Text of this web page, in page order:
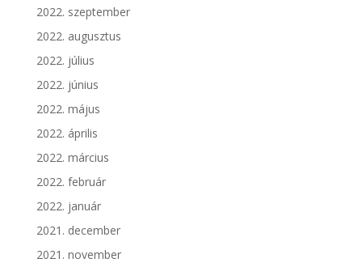
2022. szeptember
2022. augusztus
2022. július
2022. június
2022. május
2022. április
2022. március
2022. február
2022. január
2021. december
2021. november